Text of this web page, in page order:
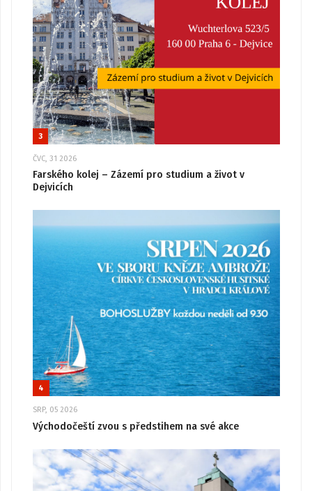
3
ČVC, 31 2026
Farského kolej – Zázemí pro studium a život v
Dejvicích
4
SRP, 05 2026
Východočeští zvou s předstihem na své akce